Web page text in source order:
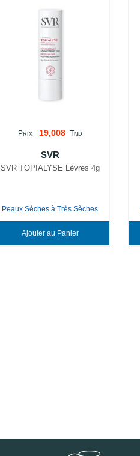
PRIX 19,008 TND
SVR
SVR TOPIALYSE Lèvres 4g
Peaux Sèches à Très Sèches
Ajouter au Panier